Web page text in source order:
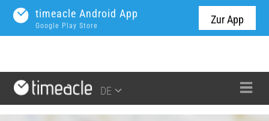
timeacle Android App
Google Play Store Zur App
DE